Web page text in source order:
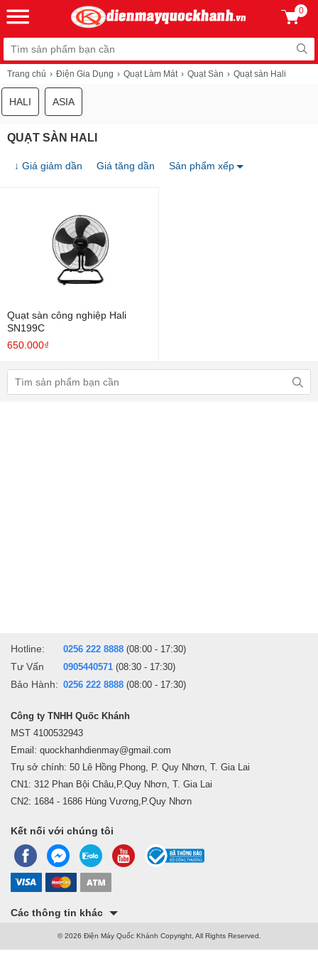
0
Trang chủ Điện Gia Dụng Quạt Làm Mát Quạt Sàn Quạt sàn Hali
HALI ASIA
QUẠT SÀN HALI
↓ Giá giảm dần Giá tăng dần Sản phẩm xếp
Quạt sàn công nghiệp Hali
SN199C
650.000₫
Hotline: 0256 222 8888 (08:00 - 17:30)
Tư Vấn 0905440571 (08:30 - 17:30)
Bảo Hành: 0256 222 8888 (08:00 - 17:30)
Công ty TNHH Quốc Khánh
MST 4100532943
Email: quockhanhdienmay@gmail.com
Trụ sở chính: 50 Lê Hồng Phong, P. Quy Nhơn, T. Gia Lai
CN1: 312 Phan Bội Châu,P.Quy Nhơn, T. Gia Lai
CN2: 1684 - 1686 Hùng Vương,P.Quy Nhơn
Kết nối với chúng tôi
Các thông tin khác
© 2026 Điện Máy Quốc Khánh Copyright, All Rights Reserved.